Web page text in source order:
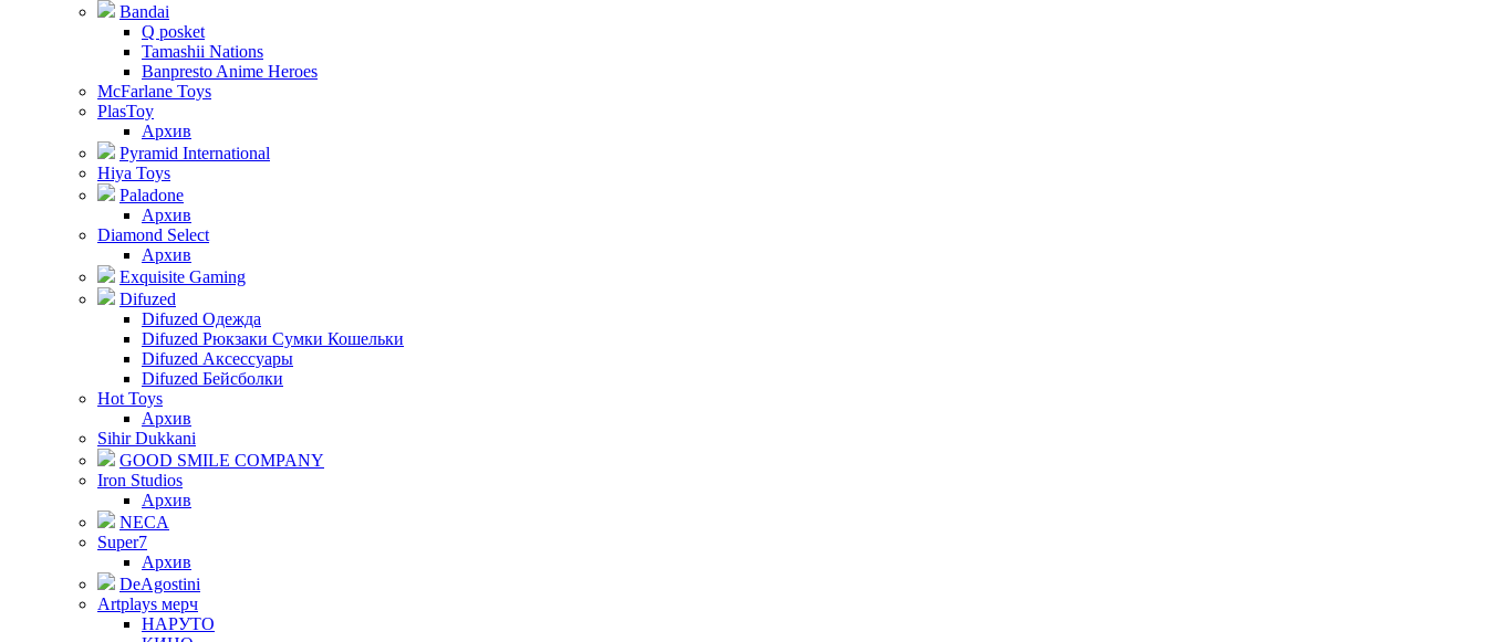
Bandai
Q posket
Tamashii Nations
Banpresto Anime Heroes
McFarlane Toys
PlasToy
Архив
Pyramid International
Hiya Toys
Paladone
Архив
Diamond Select
Архив
Exquisite Gaming
Difuzed
Difuzed Одежда
Difuzed Рюкзаки Сумки Кошельки
Difuzed Аксессуары
Difuzed Бейсболки
Hot Toys
Архив
Sihir Dukkani
GOOD SMILE COMPANY
Iron Studios
Архив
NECA
Super7
Архив
DeAgostini
Artplays мерч
НАРУТО